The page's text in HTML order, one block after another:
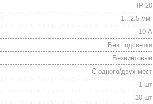
IP 20
1...2.5 мм²
10 А
Без подсветки
Безвинтовые
С одного/двух мест
1 шт
10 шт